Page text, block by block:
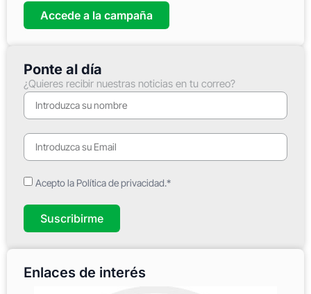
Accede a la campaña
Ponte al día
¿Quieres recibir nuestras noticias en tu correo?
Acepto la Política de privacidad.*
Suscribirme
Enlaces de interés